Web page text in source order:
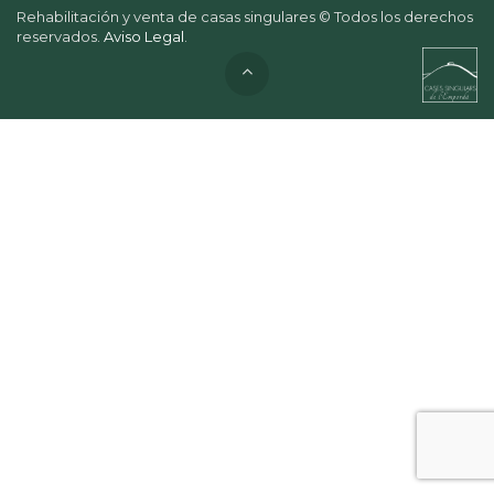
Rehabilitación y venta de casas singulares © Todos los derechos
reservados. Aviso Legal